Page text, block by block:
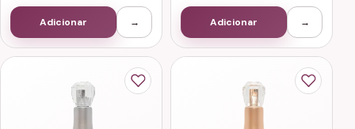
Adicionar → Adicionar →